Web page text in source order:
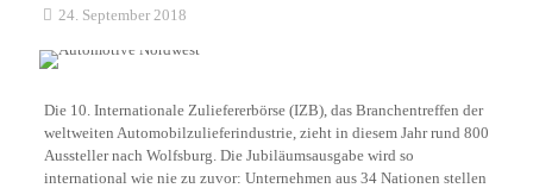
24. September 2018
Die 10. Internationale Zuliefererbörse (IZB), das Branchentreffen der
weltweiten Automobilzulieferindustrie, zieht in diesem Jahr rund 800
Aussteller nach Wolfsburg. Die Jubiläumsausgabe wird so
international wie nie zu zuvor: Unternehmen aus 34 Nationen stellen